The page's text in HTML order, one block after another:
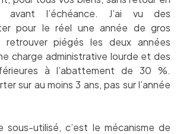
avant l’échéance. J’ai vu des
pour le réel une année de gros
retrouver piégés les deux années
charge administrative lourde et des
à l’abattement de 30 %.
sur au moins 3 ans, pas sur l’année
utilisé, c’est le mécanisme de